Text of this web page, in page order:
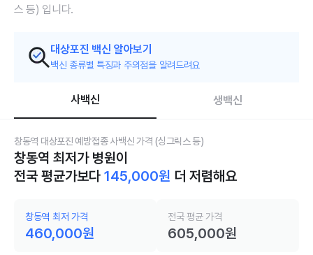
스 등) 입니다.
대상포진 백신 알아보기
백신 종류별 특징과 주의점을 알려드려요
사백신 생백신
창동역 대상포진 예방접종 사백신 가격 (싱그릭스 등)
창동역 최저가 병원이
전국 평균가보다 145,000원 더 저렴해요
창동역 최저 가격
460,000원
전국 평균 가격
605,000원